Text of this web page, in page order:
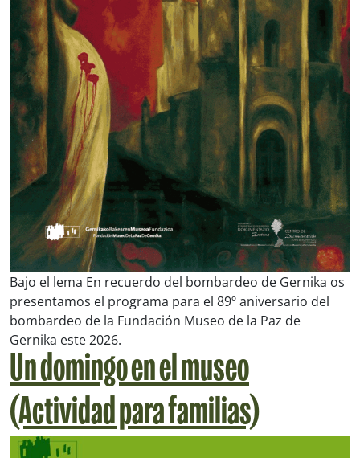
Bajo el lema En recuerdo del bombardeo de Gernika os
presentamos el programa para el 89º aniversario del
bombardeo de la Fundación Museo de la Paz de
Gernika este 2026.
Un domingo en el museo
(Actividad para familias)